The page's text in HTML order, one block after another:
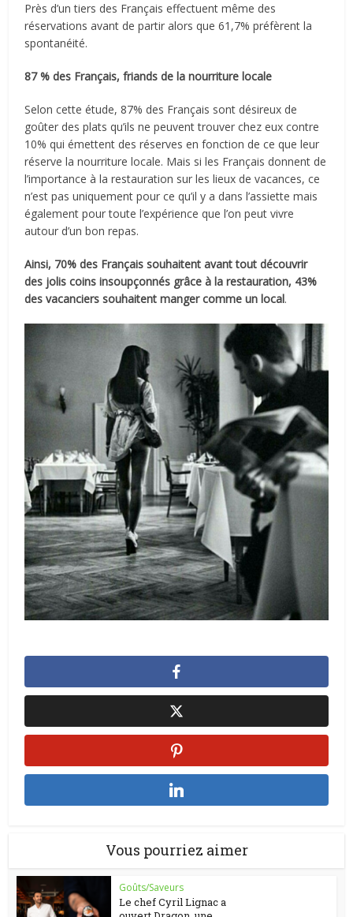
Près d’un tiers des Français effectuent même des
réservations avant de partir alors que 61,7% préfèrent la
spontanéité.
87 % des Français, friands de la nourriture locale
Selon cette étude, 87% des Français sont désireux de
goûter des plats qu’ils ne peuvent trouver chez eux contre
10% qui émettent des réserves en fonction de ce que leur
réserve la nourriture locale. Mais si les Français donnent de
l’importance à la restauration sur les lieux de vacances, ce
n’est pas uniquement pour ce qu’il y a dans l’assiette mais
également pour toute l’expérience que l’on peut vivre
autour d’un bon repas.
Ainsi, 70% des Français souhaitent avant tout découvrir
des jolis coins insoupçonnés grâce à la restauration, 43%
des vacanciers souhaitent manger comme un local.
Vous pourriez aimer
Goûts/Saveurs
Le chef Cyril Lignac a